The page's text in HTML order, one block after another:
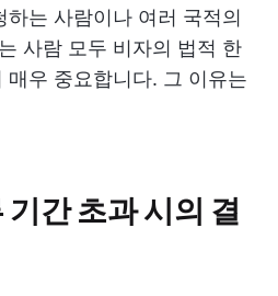
하는 사람이나 여러 국적의
사람 모두 비자의 법적 한
매우 중요합니다. 그 이유는
간 초과 시의 결